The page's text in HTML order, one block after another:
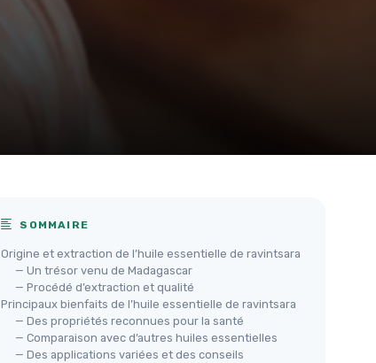
SOMMAIRE
Origine et extraction de l’huile essentielle de ravintsara
— Un trésor venu de Madagascar
— Procédé d’extraction et qualité
Principaux bienfaits de l’huile essentielle de ravintsara
— Des propriétés reconnues pour la santé
— Comparaison avec d’autres huiles essentielles
— Des applications variées et des conseils